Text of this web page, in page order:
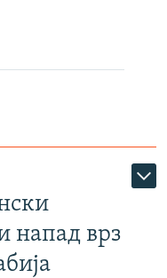
напад врз